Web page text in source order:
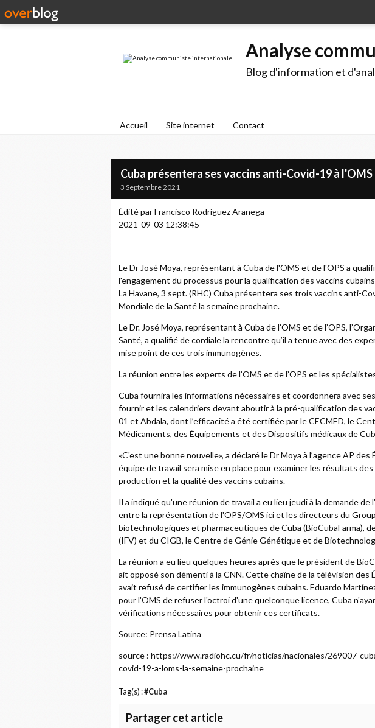
Analyse
Blog d'information et
Accueil Site internet Contact
Cuba présentera ses vaccins anti-Covid-19 à
3 Septembre 2021
Édité par Francisco Rodríguez Aranega
2021-09-03 12:38:45
Le Dr José Moya, représentant à Cuba de l'OMS et de l'OPS a
l'engagement du processus pour la qualification des vaccins
La Havane, 3 sept. (RHC) Cuba présentera ses trois vaccins anti-
Mondiale de la Santé la semaine prochaine.
Le Dr. José Moya, représentant à Cuba de l’OMS et de l’OPS,
Santé, a qualifié de cordiale la rencontre qu’il a tenue avec des
mise point de ces trois immunogènes.
La réunion entre les experts de l’OMS et de l’OPS et les
Cuba fournira les informations nécessaires et coordonnera avec
fournir et les calendriers devant aboutir à la pré-qualification des
01 et Abdala, dont l’efficacité a été certifiée par le CECMED, le
Médicaments, des Équipements et des Dispositifs médicaux de
«C'est une bonne nouvelle», a déclaré le Dr Moya à l’agence AP
équipe de travail sera mise en place pour examiner les résultats
production et la qualité des vaccins cubains.
Il a indiqué qu'une réunion de travail a eu lieu jeudi à la demande
entre la représentation de l'OPS/OMS ici et les directeurs du
biotechnologiques et pharmaceutiques de Cuba (BioCubaFarma),
(IFV) et du CIGB, le Centre de Génie Génétique et de
La réunion a eu lieu quelques heures après que le président de
ait opposé son démenti à la CNN. Cette chaîne de la télévision des
avait refusé de certifier les immunogènes cubains. Eduardo
pour l'OMS de refuser l'octroi d'une quelconque licence, Cuba
vérifications nécessaires pour obtenir ces certificats.
Source: Prensa Latina
source : https://www.radiohc.cu/fr/noticias/nacionales/269007-
covid-19-a-loms-la-semaine-prochaine
Tag(s) :#Cuba
Partager cet article